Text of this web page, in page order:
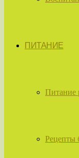
ПИТАНИЕ
Питание
Рецепты